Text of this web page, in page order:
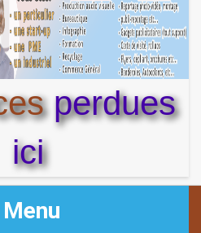
perdues
ici